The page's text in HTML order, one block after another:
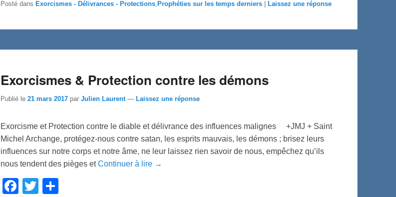
b
t
a
Posté dans Exorcismes - Délivrances - Protections, Prophéties sur les temps derniers Laissez une réponse
Exorcismes & Protection contre les démons
Publié le 21 mars 2017 par Julien Laurent — Laissez une réponse
Exorcisme et Protection contre le diable et délivrance des influences malignes +JMJ + Saint
Michel Archange, protégez-nous contre satan, les esprits mauvais, les démons ; brisez leurs
influences sur notre corps et notre âme, ne leur laissez rien savoir de nous, empêchez qu’ils
nous tendent des pièges etContinuer à lire →
F
T